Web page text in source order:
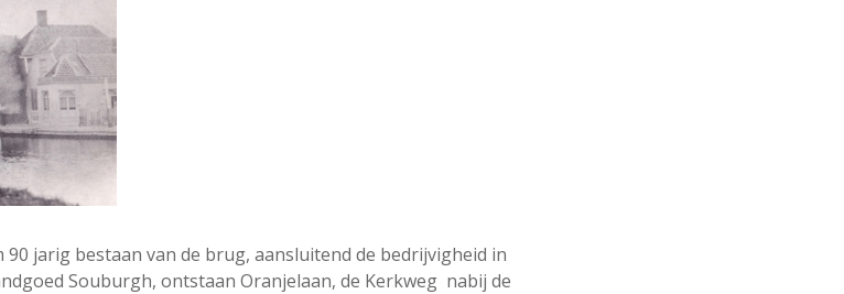
jarig bestaan van de brug, aansluitend de bedrijvigheid in
Souburgh, ontstaan Oranjelaan, de Kerkweg nabij de